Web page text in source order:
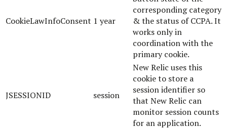
CookieLawInfoConsent 1 year
corresponding category
& the status of CCPA. It
works only in
coordination with the
primary cookie.
JSESSIONID session
New Relic uses this
cookie to store a
session identifier so
that New Relic can
monitor session counts
for an application.